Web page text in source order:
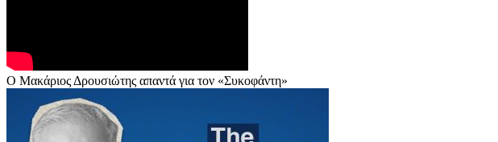
Ο Μακάριος Δρουσιώτης απαντά για τον «Συκοφάντη»